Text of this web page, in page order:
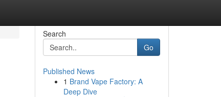
Search
Go
Published News
1 Brand Vape Factory: A
Deep Dive